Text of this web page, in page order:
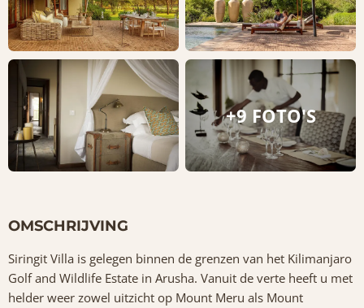
+9 FOTO'S
OMSCHRIJVING
Siringit Villa is gelegen binnen de grenzen van het Kilimanjaro
Golf and Wildlife Estate in Arusha. Vanuit de verte heeft u met
helder weer zowel uitzicht op Mount Meru als Mount